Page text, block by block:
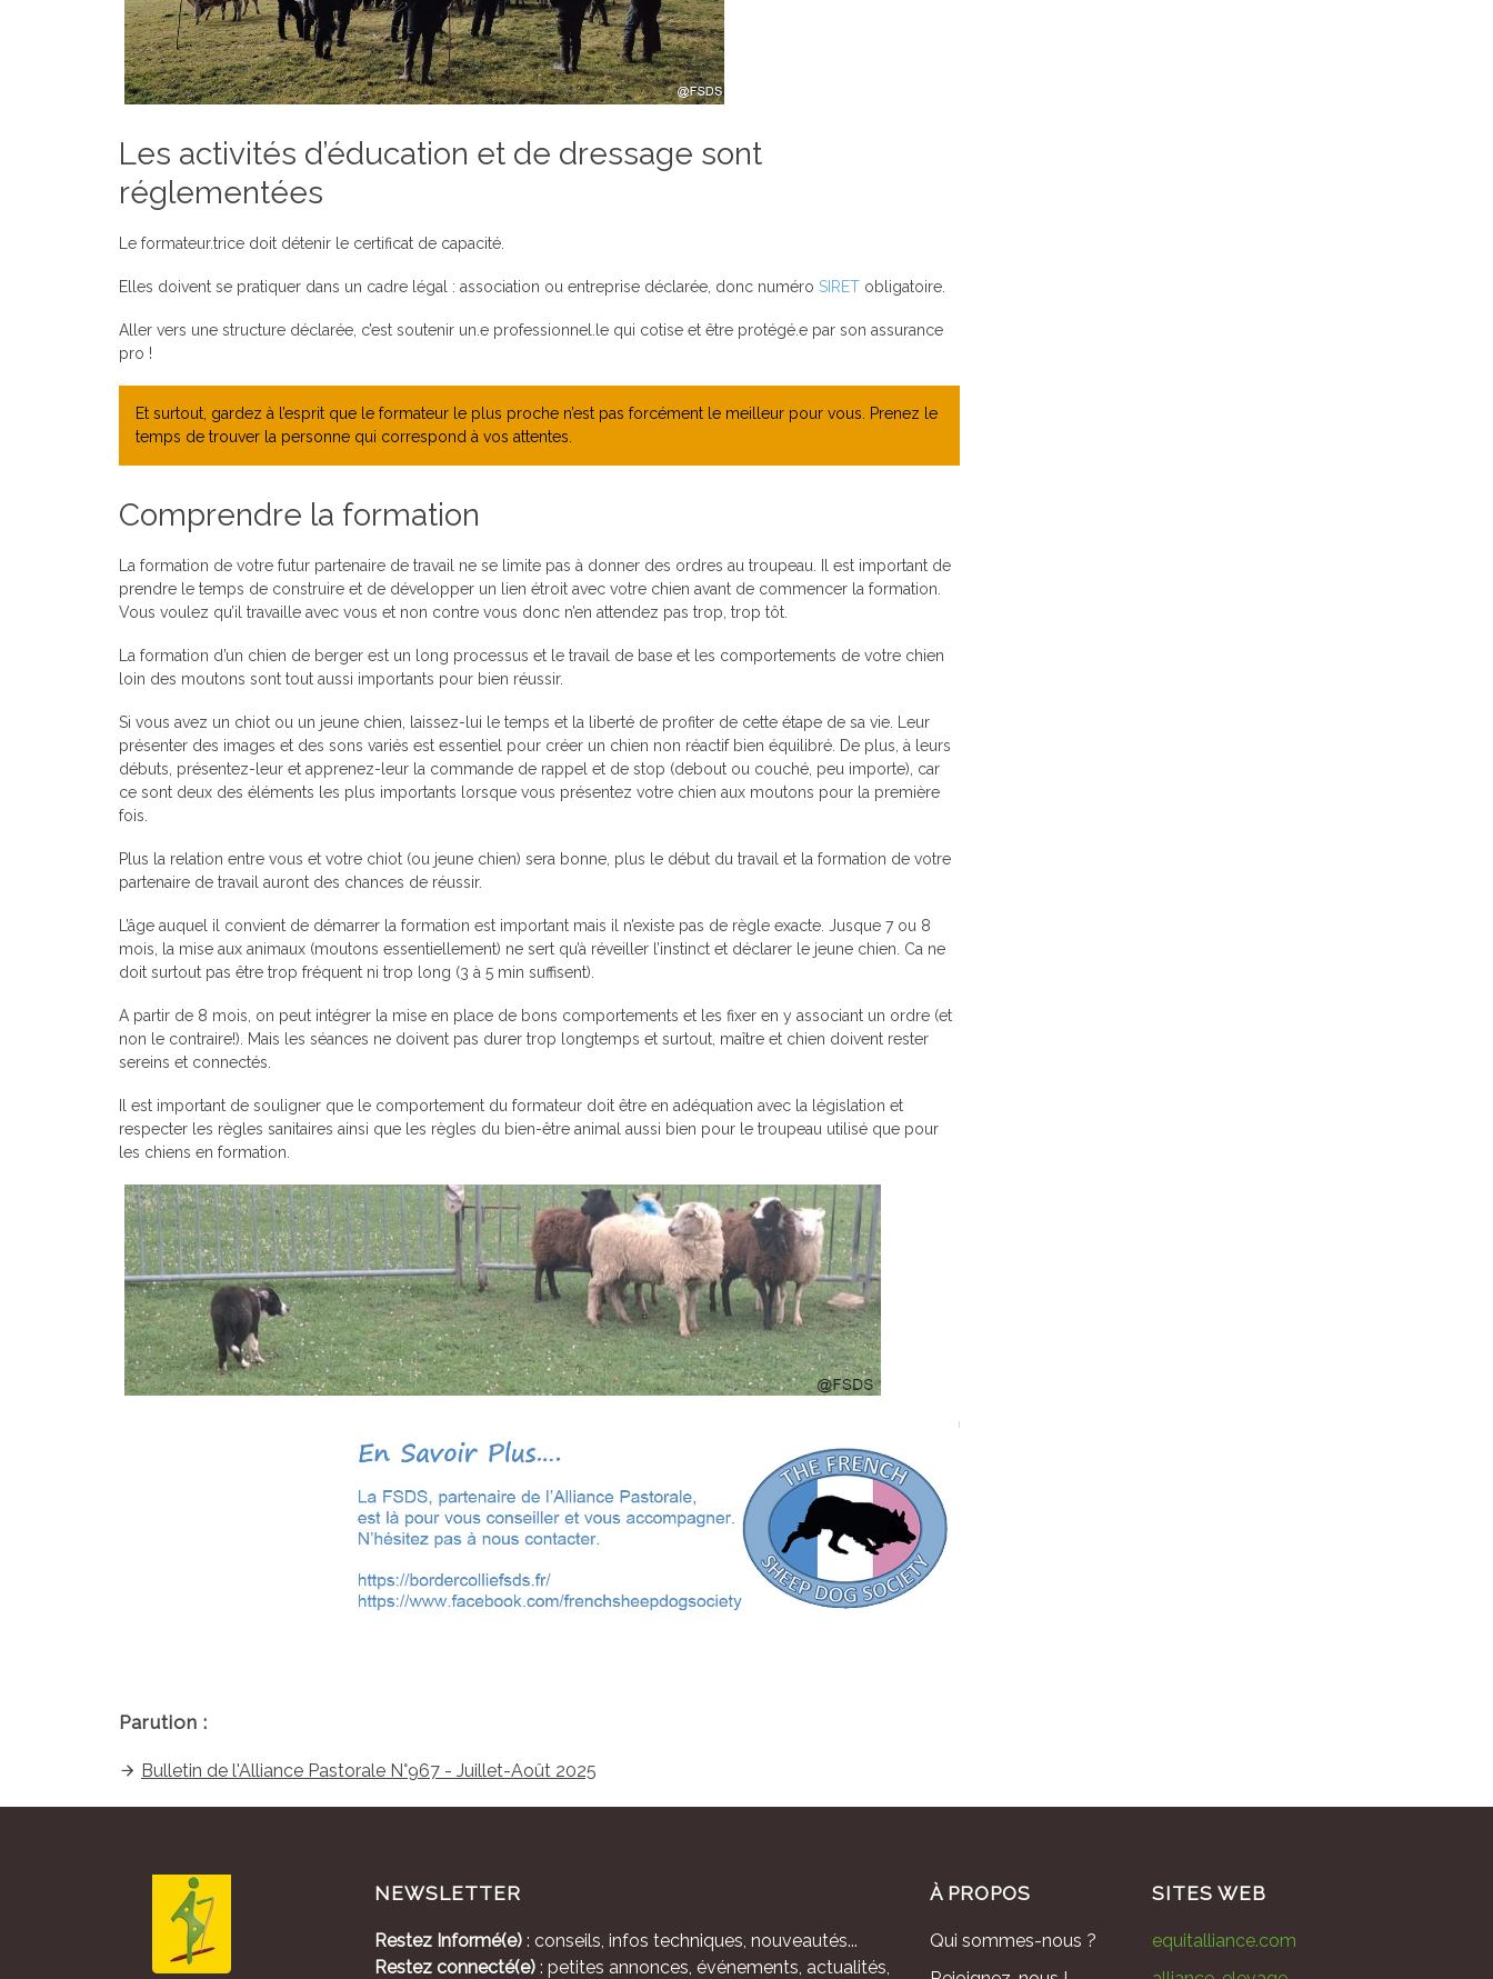
Les activités d’éducation et de dressage sont
réglementées
Le formateur.trice doit détenir le certificat de capacité.
Elles doivent se pratiquer dans un cadre légal : association ou entreprise déclarée, donc numéro SIRET obligatoire.
Aller vers une structure déclarée, c’est soutenir un.e professionnel.le qui cotise et être protégé.e par son assurance
pro !
Et surtout, gardez à l’esprit que le formateur le plus proche n’est pas forcément le meilleur pour vous. Prenez le
temps de trouver la personne qui correspond à vos attentes.
Comprendre la formation
La formation de votre futur partenaire de travail ne se limite pas à donner des ordres au troupeau. Il est important de
prendre le temps de construire et de développer un lien étroit avec votre chien avant de commencer la formation.
Vous voulez qu’il travaille avec vous et non contre vous donc n’en attendez pas trop, trop tôt.
La formation d’un chien de berger est un long processus et le travail de base et les comportements de votre chien
loin des moutons sont tout aussi importants pour bien réussir.
Si vous avez un chiot ou un jeune chien, laissez-lui le temps et la liberté de profiter de cette étape de sa vie. Leur
présenter des images et des sons variés est essentiel pour créer un chien non réactif bien équilibré. De plus, à leurs
débuts, présentez-leur et apprenez-leur la commande de rappel et de stop (debout ou couché, peu importe), car
ce sont deux des éléments les plus importants lorsque vous présentez votre chien aux moutons pour la première
fois.
Plus la relation entre vous et votre chiot (ou jeune chien) sera bonne, plus le début du travail et la formation de votre
partenaire de travail auront des chances de réussir.
L’âge auquel il convient de démarrer la formation est important mais il n’existe pas de règle exacte. Jusque 7 ou 8
mois, la mise aux animaux (moutons essentiellement) ne sert qu’à réveiller l’instinct et déclarer le jeune chien. Ca ne
doit surtout pas être trop fréquent ni trop long (3 à 5 min suffisent).
A partir de 8 mois, on peut intégrer la mise en place de bons comportements et les fixer en y associant un ordre (et
non le contraire!). Mais les séances ne doivent pas durer trop longtemps et surtout, maître et chien doivent rester
sereins et connectés.
Il est important de souligner que le comportement du formateur doit être en adéquation avec la législation et
respecter les règles sanitaires ainsi que les règles du bien-être animal aussi bien pour le troupeau utilisé que pour
les chiens en formation.
Parution :
Bulletin de l'Alliance Pastorale N°967 - Juillet-Août 2025
À PROPOS
Qui sommes-nous ?
SITES WEB
equitalliance.com
NEWSLETTER
Restez Informé(e) : conseils, infos techniques, nouveautés...
Restez connecté(e) : petites annonces, événements, actualités,